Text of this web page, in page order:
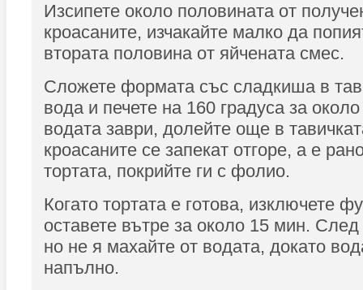
Изсипете около половината от
кроасаните, изчакайте малко да
втората половина от яйчената смес.
Сложете формата със сладкиша в
вода и печете на 160 градуса за
водата заври, долейте още в
кроасаните се запекат отгоре, а е
тортата, покрийте ги с фолио.
Когато тортата е готова, изключете
оставете вътре за около 15 мин. След
но не я махайте от водата, докато
напълно.